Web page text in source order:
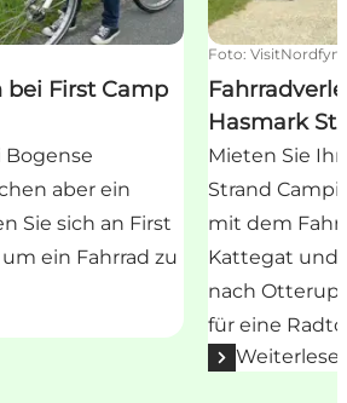
bei First Camp
Bogense
aber ein
Sie sich an First
ein Fahrrad zu
Foto: VisitNordfyn
Hasmark
Mieten Sie
Strand
mit dem
Kattegat und
nach Otterup
für eine